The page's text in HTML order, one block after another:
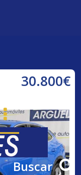
Buscar
30.800€